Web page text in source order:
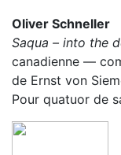
Oliver Schneller
Saqua – into the
canadienne —
de Ernst von
Pour quatuor de